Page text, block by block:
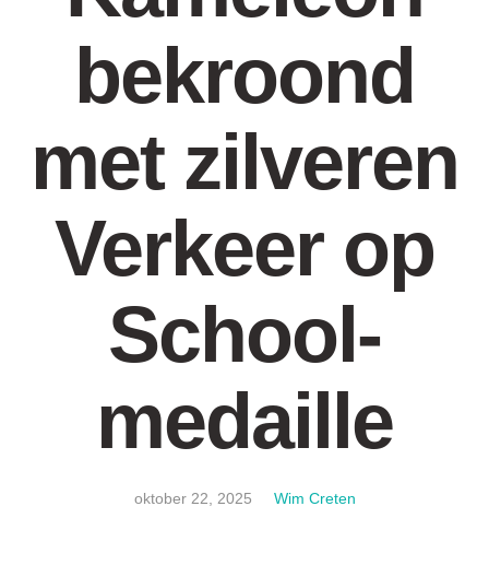
bekroond
met zilveren
Verkeer op
School-
medaille
oktober 22, 2025 Wim Creten